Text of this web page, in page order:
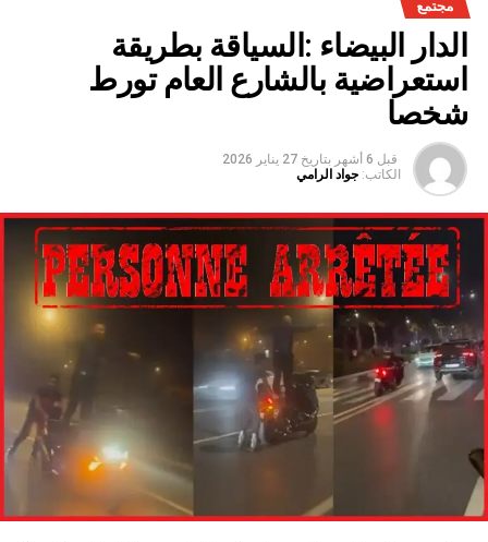
سنوات الجفاف .
مجتمع
الدار البيضاء :السياقة بطريقة
استعراضية بالشارع العام تورط
شخصا
قبل 6 أشهر بتاريخ 27 يناير 2026
الكاتب: جواد الرامي